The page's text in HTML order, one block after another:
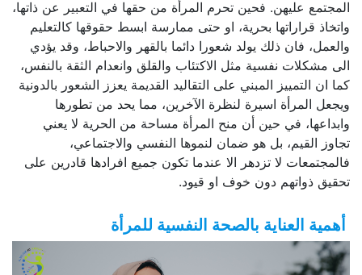
المجتمع عليهن. فحين تحرم المرأة من حقها في التعبير عن ذاتها،
واتخاذ قراراتها بحرية، او حتى ممارسة ابسط حقوقها كالتعليم
والعمل، فان ذلك يولد شعورا دائما بالقهر والاحباط، وقد يؤدي
الى مشكلات نفسية مثل الاكتئاب والقلق وانعدام الثقة بالنفس،
كما ان التمييز المبني على التقاليد القديمة يعزز الشعور بالدونية
ويجعل المرأة اسيرة لنظرة الآخرين، مما يحد من تطورها
وابداعها، في حين أن منح المرأة مساحة من الحرية لا يعني
تجاوز القيم، بل هو ضمان لنموها النفسي والاجتماعي،
فالمجتمعات لا تزدهر الا عندما تكون جميع افرادها قادرين على
تحقيق ذواتهم دون خوف او قيود.
أهمية العناية بالصحة النفسية للمرأة